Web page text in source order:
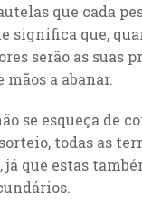
que cada
significa que,
serão as suas
mãos a abanar.
se esqueça de
todas as
já que estas